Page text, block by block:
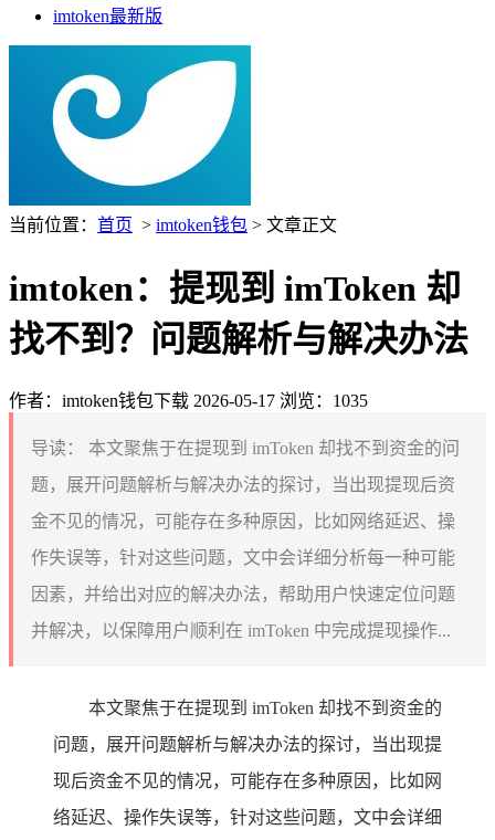
imtoken最新版
当前位置： 首页 > imtoken钱包 > 文章正文
imtoken：提现到 imToken 却
找不到？问题解析与解决办法
作者：imtoken钱包下载 2026-05-17 浏览：1035
导读：
本文聚焦于在提现到 imToken 却找不到资金的问
题，展开问题解析与解决办法的探讨，当出现提现后资
金不见的情况，可能存在多种原因，比如网络延迟、操
作失误等，针对这些问题，文中会详细分析每一种可能
因素，并给出对应的解决办法，帮助用户快速定位问题
并解决，以保障用户顺利在 imToken 中完成提现操作...
本文聚焦于在提现到 imToken 却找不到资金的
问题，展开问题解析与解决办法的探讨，当出现提
现后资金不见的情况，可能存在多种原因，比如网
络延迟、操作失误等，针对这些问题，文中会详细